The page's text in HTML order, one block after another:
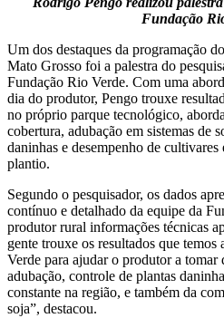
Fundação
Um dos destaques da programação
Mato Grosso foi a palestra do
Fundação Rio Verde. Com uma
dia do produtor, Pengo trouxe
no próprio parque tecnológico,
cobertura, adubação em sistemas de
daninhas e desempenho de cultivares
plantio.
Segundo o pesquisador, os dados
contínuo e detalhado da equipe da
produtor rural informações técnicas
gente trouxe os resultados que
Verde para ajudar o produtor a tomar
adubação, controle de plantas
constante na região, e também da
soja”, destacou.